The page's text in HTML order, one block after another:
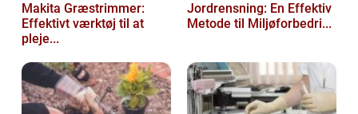
Makita Græstrimmer:
Effektivt værktøj til at
pleje...
Jordrensning: En Effektiv
Metode til Miljøforbedri...